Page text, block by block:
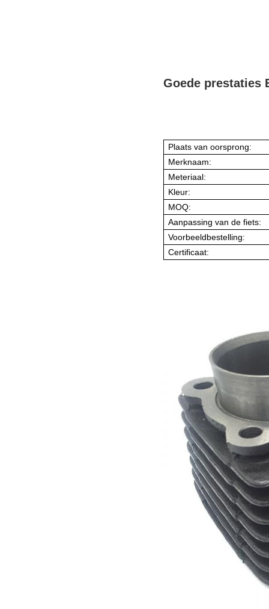
Goede prestaties
Plaats van oorsprong:
Merknaam:
Meteriaal:
Kleur:
MOQ:
Aanpassing van de fiets:
Voorbeeldbestelling:
Certificaat: